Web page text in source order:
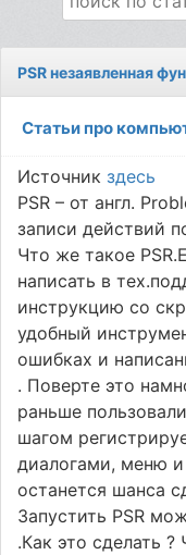
PSR незаявленная
Статьи про
Источникздесь
PSR – от англ.
записи действий
Что же такое
написать в
инструкцию со
удобный
ошибках и
. Поверте это
раньше
шагом
диалогами, меню
останется шанса
Запустить PSR
.Как это сделать